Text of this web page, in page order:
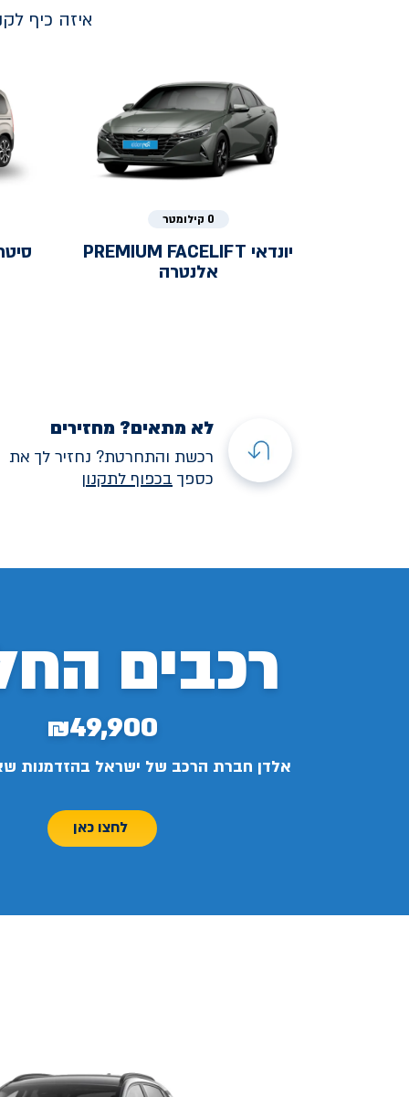
איזה כיף
0 קילומטר
יונדאי PREMIUM FACELIFT
אלנטרה
לא מתאים? מחזירים
רכשת והתחרטת? נחזיר לך את
כספך בכפוף לתקנון
רכבים
₪49,900
אלדן חברת הרכב של ישראל בהזדמנות
לחצו כאן